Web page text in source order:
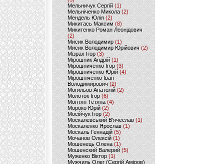
Мельничук Сергій (1)
Мельніченко Микола (2)
Мендель Юлія (2)
Микитась Максим (8)
Микитенко Роман Леонідович
(2)
Мисик Володимир (1)
Мисик Володимир Юрійович(2)
Мізрах Ігор(3)
Мірошник Андрій(1)
Мірошниченко Ігор (3)
Мірошниченко Юрій(4)
Мірошніченко Іван
Володимирович (2)
Могильов Анатолій (2)
Молоток Ігор (6)
Монтян Тетяна (4)
Мороко Юрій(2)
Мосійчук Ігор (2)
Москалевський В'ячеслав (1)
Москаленко Ярослав (1)
Москаль Геннадій (5)
Мочанов Олексій(1)
Мошенець Олена(1)
Мошенский Валерий (5)
Муженко Віктор (1)
Мужчиль Олег (Сергій Аміров)